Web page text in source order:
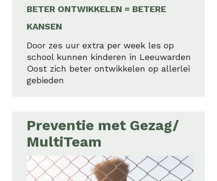
BETER ONTWIKKELEN = BETERE
KANSEN
Door zes uur extra per week les op
school kunnen kinderen in Leeuwarden
Oost zich beter ontwikkelen op allerlei
gebieden
Preventie met Gezag/
MultiTeam